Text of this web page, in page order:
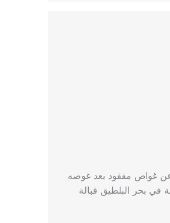
غواص مفقود بعد غوصه
بحر البلطيق قبالة